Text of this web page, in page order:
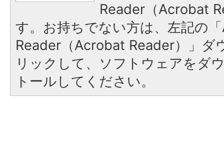
Reader（Acrobat
す。お持ちでない方は、左記の
Reader（Acrobat Reader）」ダ
リックして、ソフトウェアをダ
トールしてください。